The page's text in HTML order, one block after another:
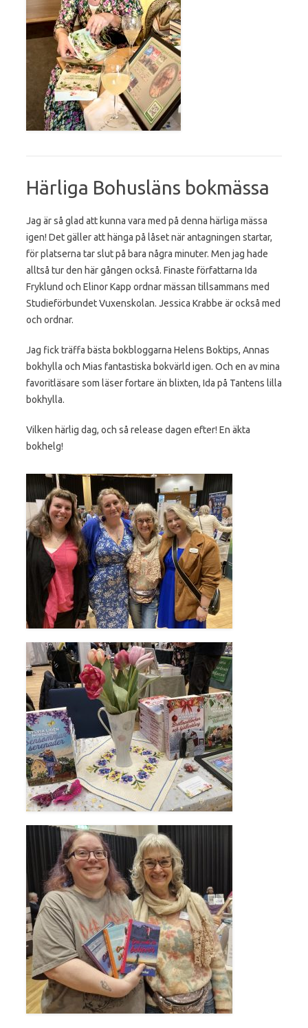
Härliga Bohusläns bokmässa
Jag är så glad att kunna vara med på denna härliga mässa
igen! Det gäller att hänga på låset när antagningen startar,
för platserna tar slut på bara några minuter. Men jag hade
alltså tur den här gången också. Finaste författarna Ida
Fryklund och Elinor Kapp ordnar mässan tillsammans med
Studieförbundet Vuxenskolan. Jessica Krabbe är också med
och ordnar.
Jag fick träffa bästa bokbloggarna Helens Boktips, Annas
bokhylla och Mias fantastiska bokvärld igen. Och en av mina
favoritläsare som läser fortare än blixten, Ida på Tantens lilla
bokhylla.
Vilken härlig dag, och så release dagen efter! En äkta
bokhelg!